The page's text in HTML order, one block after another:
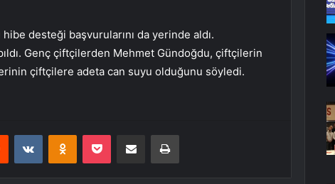
desteği başvurularını da yerinde aldı.
Genç çiftçilerden Mehmet Gündoğdu, çiftçilerin
çiftçilere adeta can suyu olduğunu söyledi.
Reddit VKontakteOdnoklassniki
Pocket E-Posta ile paylaş Yazdır